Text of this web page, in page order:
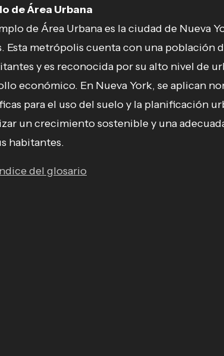
de Área Urbana
de Área Urbana es la ciudad de Nueva
Esta metrópolis cuenta con una población
y es reconocida por su alto nivel de
económico. En Nueva York, se aplican
para el uso del suelo y la planificación
un crecimiento sostenible y una
habitantes.
del glosario